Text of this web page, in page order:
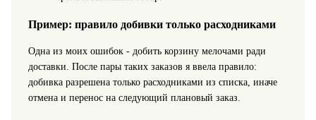
Пример: правило добивки только расходниками
Одна из моих ошибок - добить корзину мелочами ради
доставки. После пары таких заказов я ввела правило:
добивка разрешена только расходниками из списка, иначе
отмена и перенос на следующий плановый заказ.